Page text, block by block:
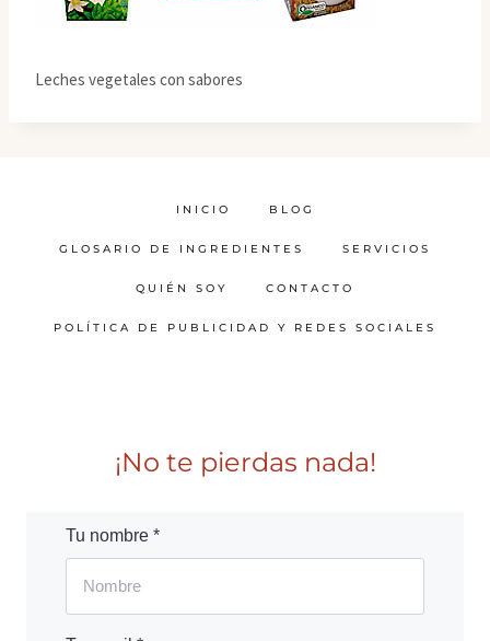
Leches vegetales con sabores
INICIO BLOG
GLOSARIO DE INGREDIENTES SERVICIOS
QUIÉN SOY CONTACTO
POLÍTICA DE PUBLICIDAD Y REDES SOCIALES
¡No te pierdas nada!
Tu nombre *